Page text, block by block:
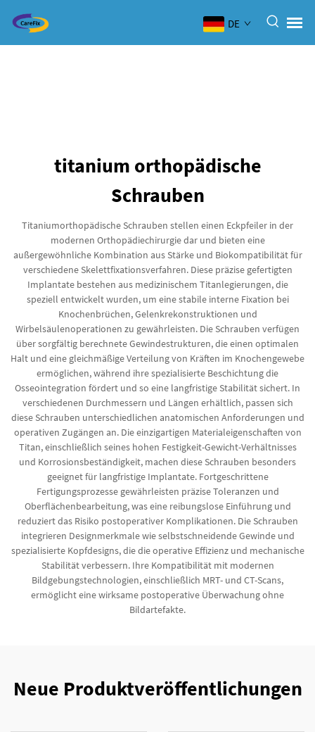
DE
titanium orthopädische
Schrauben
Titaniumorthopädische Schrauben stellen einen Eckpfeiler in der
modernen Orthopädiechirurgie dar und bieten eine
außergewöhnliche Kombination aus Stärke und Biokompatibilität für
verschiedene Skelettfixationsverfahren. Diese präzise gefertigten
Implantate bestehen aus medizinischem Titanlegierungen, die
speziell entwickelt wurden, um eine stabile interne Fixation bei
Knochenbrüchen, Gelenkrekonstruktionen und
Wirbelsäulenoperationen zu gewährleisten. Die Schrauben verfügen
über sorgfältig berechnete Gewindestrukturen, die einen optimalen
Halt und eine gleichmäßige Verteilung von Kräften im Knochengewebe
ermöglichen, während ihre spezialisierte Beschichtung die
Osseointegration fördert und so eine langfristige Stabilität sichert. In
verschiedenen Durchmessern und Längen erhältlich, passen sich
diese Schrauben unterschiedlichen anatomischen Anforderungen und
operativen Zugängen an. Die einzigartigen Materialeigenschaften von
Titan, einschließlich seines hohen Festigkeit-Gewicht-Verhältnisses
und Korrosionsbeständigkeit, machen diese Schrauben besonders
geeignet für langfristige Implantate. Fortgeschrittene
Fertigungsprozesse gewährleisten präzise Toleranzen und
Oberflächenbearbeitung, was eine reibungslose Einführung und
reduziert das Risiko postoperativer Komplikationen. Die Schrauben
integrieren Designmerkmale wie selbstschneidende Gewinde und
spezialisierte Kopfdesigns, die die operative Effizienz und mechanische
Stabilität verbessern. Ihre Kompatibilität mit modernen
Bildgebungstechnologien, einschließlich MRT- und CT-Scans,
ermöglicht eine wirksame postoperative Überwachung ohne
Bildartefakte.
Neue Produktveröffentlichungen